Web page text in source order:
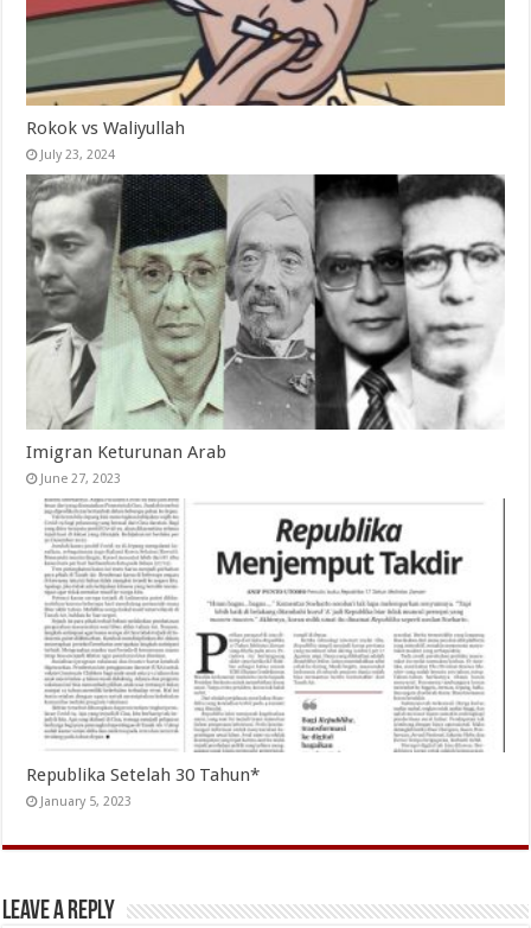
Rokok vs Waliyullah
July 23, 2024
Imigran Keturunan Arab
June 27, 2023
Republika Setelah 30 Tahun*
January 5, 2023
Leave a Reply